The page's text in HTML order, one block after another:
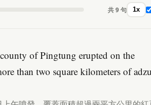
共 9 句 1x
of Pingtung erupted on the
than two square kilometers of